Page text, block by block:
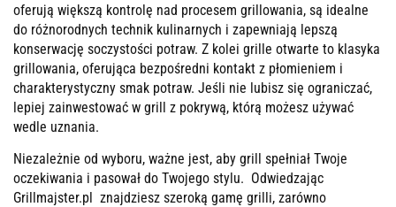
oferują większą kontrolę nad procesem grillowania, są idealne
do różnorodnych technik kulinarnych i zapewniają lepszą
konserwację soczystości potraw. Z kolei grille otwarte to klasyka
grillowania, oferująca bezpośredni kontakt z płomieniem i
charakterystyczny smak potraw. Jeśli nie lubisz się ograniczać,
lepiej zainwestować w grill z pokrywą, którą możesz używać
wedle uznania.
Niezależnie od wyboru, ważne jest, aby grill spełniał Twoje
oczekiwania i pasował do Twojego stylu. Odwiedzając
Grillmajster.pl znajdziesz szeroką gamę grilli, zarówno